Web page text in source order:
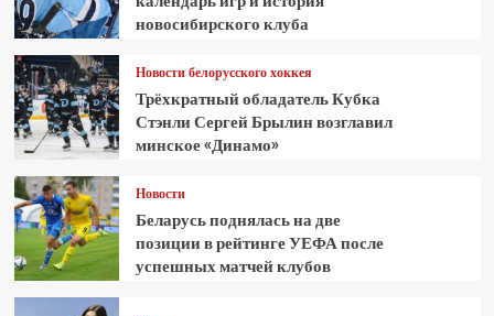
новосибирского клуба
Новости белорусского хоккея
Трёхкратный обладатель Кубка
Стэнли Сергей Брылин возглавил
минское «Динамо»
Новости
Беларусь поднялась на две
позиции в рейтинге УЕФА после
успешных матчей клубов